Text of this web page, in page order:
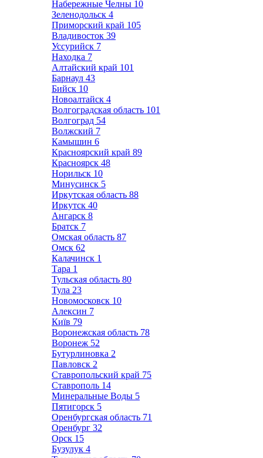
Набережные Челны 10
Зеленодольск 4
Приморский край 105
Владивосток 39
Уссурийск 7
Находка 7
Алтайский край 101
Барнаул 43
Бийск 10
Новоалтайск 4
Волгоградская область 101
Волгоград 54
Волжский 7
Камышин 6
Красноярский край 89
Красноярск 48
Норильск 10
Минусинск 5
Иркутская область 88
Иркутск 40
Ангарск 8
Братск 7
Омская область 87
Омск 62
Калачинск 1
Тара 1
Тульская область 80
Тула 23
Новомосковск 10
Алексин 7
Київ 79
Воронежская область 78
Воронеж 52
Бутурлиновка 2
Павловск 2
Ставропольский край 75
Ставрополь 14
Минеральные Воды 5
Пятигорск 5
Оренбургская область 71
Оренбург 32
Орск 15
Бузулук 4